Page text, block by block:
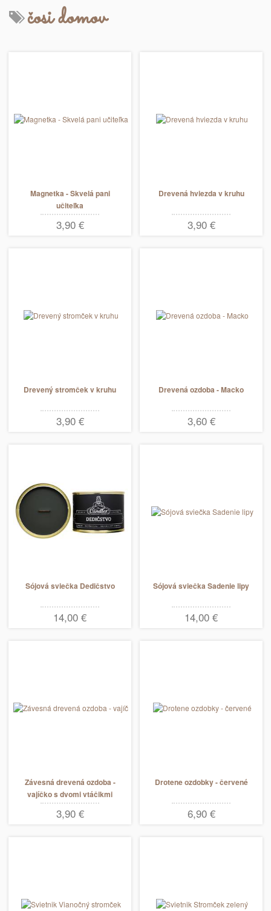
čosi domov
Magnetka - Skvelá pani
učiteľka
3,90 €
Drevená hviezda v kruhu
3,90 €
Drevený stromček v kruhu
3,90 €
Drevená ozdoba - Macko
3,60 €
Sójová sviečka Dedičstvo
14,00 €
Sójová sviečka Sadenie lipy
14,00 €
Závesná drevená ozdoba -
vajíčko s dvomi vtáčikmi
3,90 €
Drotene ozdobky - červené
6,90 €